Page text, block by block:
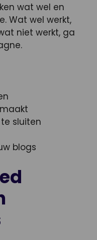
wat wel en
Wat wel werkt,
niet werkt, ga
sluiten
blogs